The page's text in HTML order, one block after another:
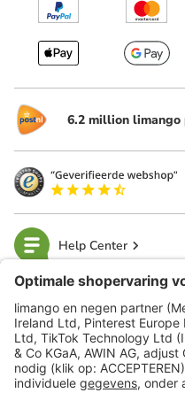
6.2 million limango
Help Center
limango
Veilig winkelen
Klantenservice